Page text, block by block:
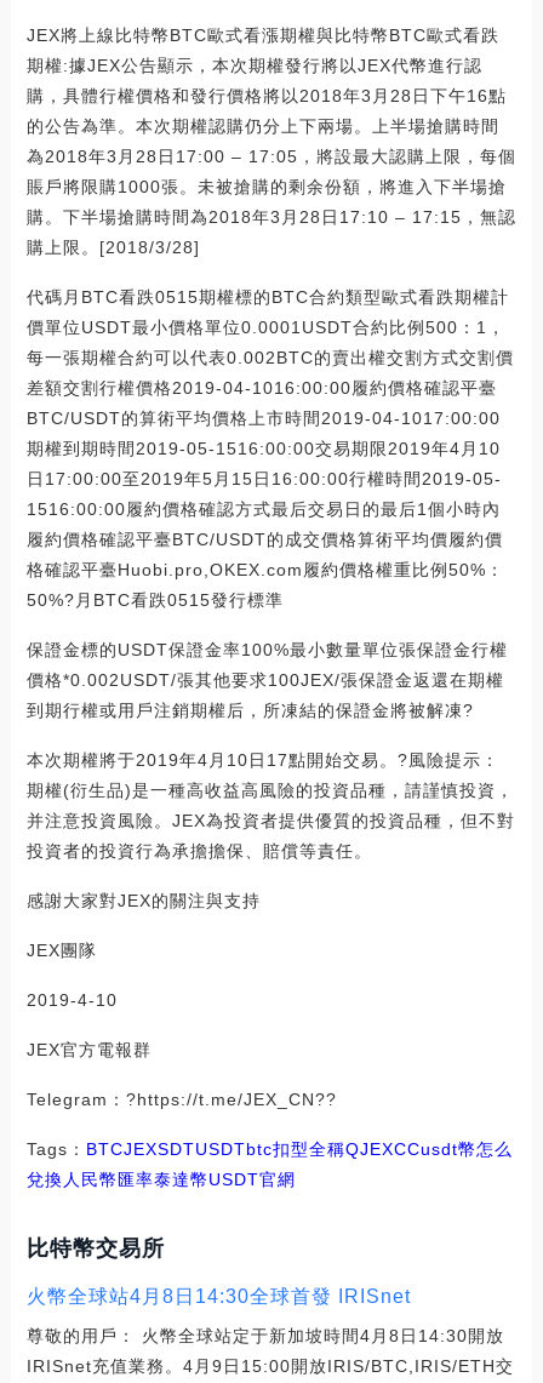
JEX將上線比特幣BTC歐式看漲期權與比特幣BTC歐式看跌
期權:據JEX公告顯示，本次期權發行將以JEX代幣進行認
購，具體行權價格和發行價格將以2018年3月28日下午16點
的公告為準。本次期權認購仍分上下兩場。上半場搶購時間
為2018年3月28日17:00 – 17:05，將設最大認購上限，每個
賬戶將限購1000張。未被搶購的剩余份額，將進入下半場搶
購。下半場搶購時間為2018年3月28日17:10 – 17:15，無認
購上限。[2018/3/28]
代碼月BTC看跌0515期權標的BTC合約類型歐式看跌期權計
價單位USDT最小價格單位0.0001USDT合約比例500：1，
每一張期權合約可以代表0.002BTC的賣出權交割方式交割價
差額交割行權價格2019-04-1016:00:00履約價格確認平臺
BTC/USDT的算術平均價格上市時間2019-04-1017:00:00
期權到期時間2019-05-1516:00:00交易期限2019年4月10
日17:00:00至2019年5月15日16:00:00行權時間2019-05-
1516:00:00履約價格確認方式最后交易日的最后1個小時內
履約價格確認平臺BTC/USDT的成交價格算術平均價履約價
格確認平臺Huobi.pro,OKEX.com履約價格權重比例50%：
50%?月BTC看跌0515發行標準
保證金標的USDT保證金率100%最小數量單位張保證金行權
價格*0.002USDT/張其他要求100JEX/張保證金返還在期權
到期行權或用戶注銷期權后，所凍結的保證金將被解凍?
本次期權將于2019年4月10日17點開始交易。?風險提示：
期權(衍生品)是一種高收益高風險的投資品種，請謹慎投資，
并注意投資風險。JEX為投資者提供優質的投資品種，但不對
投資者的投資行為承擔擔保、賠償等責任。
感謝大家對JEX的關注與支持
JEX團隊
2019-4-10
JEX官方電報群
Telegram：?https://t.me/JEX_CN??
Tags： BTCJEXSDTUSDTbtc扣型全稱QJEXCCusdt幣怎么
兌換人民幣匯率泰達幣USDT官網
比特幣交易所
火幣全球站4月8日14:30全球首發 IRISnet
尊敬的用戶： 火幣全球站定于新加坡時間4月8日14:30開放
IRISnet充值業務。4月9日15:00開放IRIS/BTC,IRIS/ETH交